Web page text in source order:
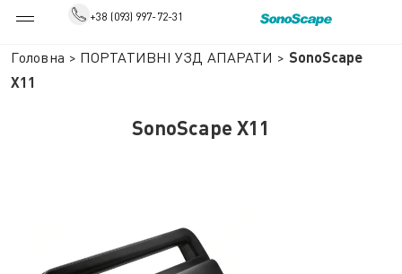
+38 (093) 997-72-31
Головна > ПОРТАТИВНІ УЗД АПАРАТИ > SonoScape
X11
SonoScape X11